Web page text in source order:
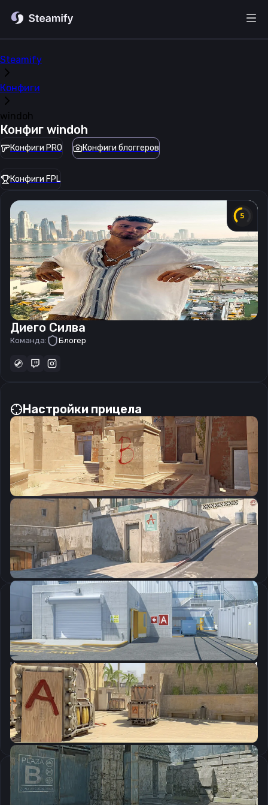
Steamify
Конфиги
windoh
Конфиг windoh
Конфиги PRO Конфиги блоггеров
Конфиги FPL
Диего Силва
Команда: Блогер
Настройки прицела
CSGO-CwPQy-2idsB-3G7dz-26qUn-QT43L
Скопировать
Настройки мыши
DPI:
850
Чувствительность мыши в игре:
1.12
Чувствительность мыши в зуме:
1
Чувствительность мыши в Windows:
6/11
Ускорение мыши:
0
m_rawinput:
1
Настройки экрана
Разрешение
1280×960